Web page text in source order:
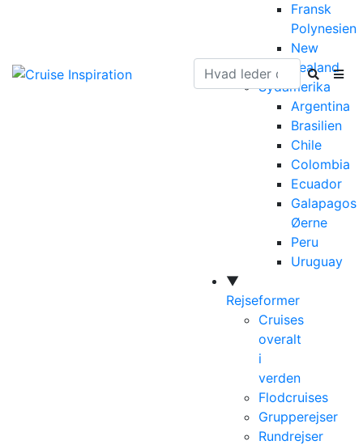
Fransk
Polynesien
New
Zealand
Sydamerika
Argentina
Brasilien
Chile
Colombia
Ecuador
Galapagos
Øerne
Peru
Uruguay
▼
Rejseformer
Cruises
overalt
i
verden
Flodcruises
Grupperejser
Rundrejser